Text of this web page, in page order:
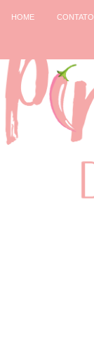
HOME CONTATO